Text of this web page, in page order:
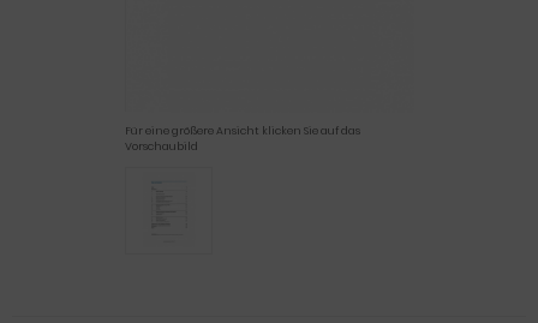
Für eine größere Ansicht klicken Sie auf das
Vorschaubild